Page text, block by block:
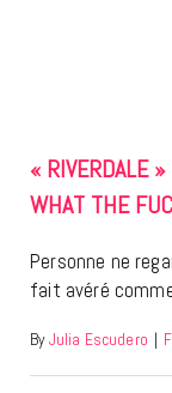
« RIVERDALE
WHAT THE
Personne ne
fait avéré
By Julia Escudero |